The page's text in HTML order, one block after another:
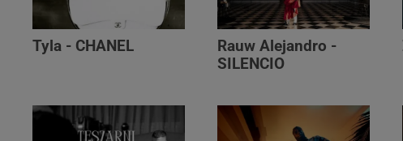
Tyla - CHANEL
Rauw Alejandro -
SILENCIO